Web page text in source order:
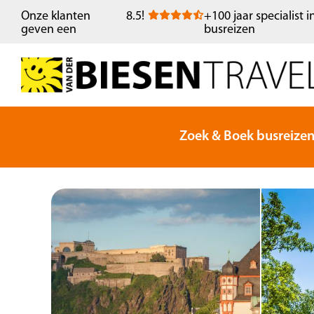
Onze klanten
geven een
8.5!
+100 jaar specialist
busreizen
Zoek & Boek